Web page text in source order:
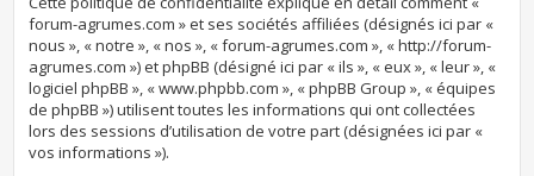
forum-agrumes.com » et ses sociétés affiliées (désignés ici par «
nous », « notre », « nos », « forum-agrumes.com », « http://forum-
agrumes.com ») et phpBB (désigné ici par « ils », « eux », « leur », «
logiciel phpBB », « www.phpbb.com », « phpBB Group », « équipes
de phpBB ») utilisent toutes les informations qui ont collectées
lors des sessions d’utilisation de votre part (désignées ici par «
vos informations »).